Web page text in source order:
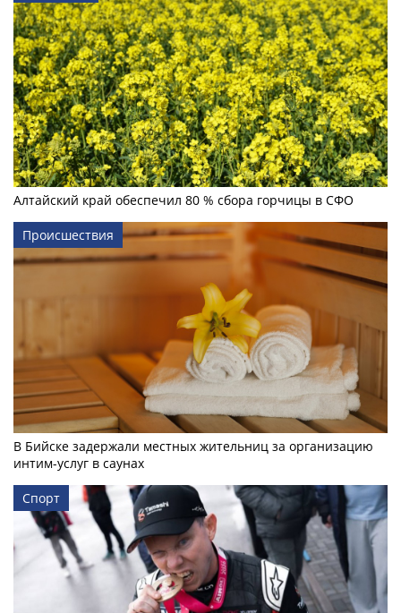
Алтайский край обеспечил 80 % сбора горчицы в СФО
Происшествия
В Бийске задержали местных жительниц за организацию
интим-услуг в саунах
Спорт